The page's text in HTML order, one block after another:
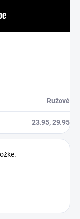
Ružové
23.95, 29.95